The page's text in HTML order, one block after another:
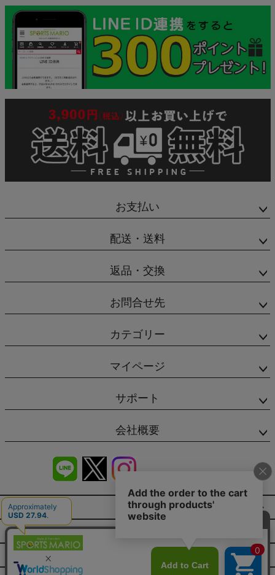
お支払い
配送・送料
返品・交換
お問合せ先
カテゴリー
マイページ
サポート
会社概要
商品レビュー
会社概要（HP）